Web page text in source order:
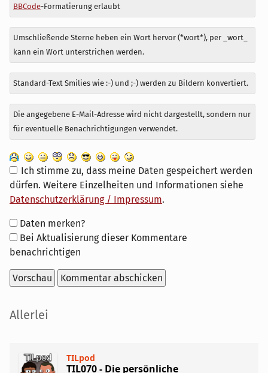
BBCode-Formatierung erlaubt
Umschließende Sterne heben ein Wort hervor (*wort*), per _wort_
kann ein Wort unterstrichen werden.
Standard-Text Smilies wie :-) und ;-) werden zu Bildern konvertiert.
Die angegebene E-Mail-Adresse wird nicht dargestellt, sondern nur
für eventuelle Benachrichtigungen verwendet.
Ich stimme zu, dass meine Daten gespeichert werden
dürfen. Weitere Einzelheiten und Informationen siehe
Datenschutzerklärung / Impressum.
Formular-
Optionen
Daten merken?
Bei Aktualisierung dieser Kommentare
benachrichtigen
Seitenleiste
Allerlei